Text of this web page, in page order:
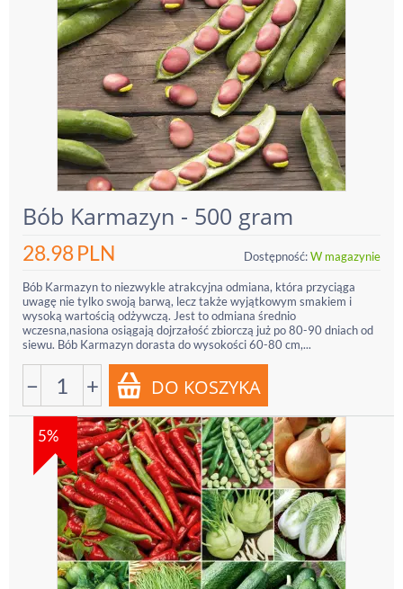
Bób Karmazyn - 500 gram
28.98PLN Dostępność:W magazynie
Bób Karmazyn to niezwykle atrakcyjna odmiana, która przyciąga
uwagę nie tylko swoją barwą, lecz także wyjątkowym smakiem i
wysoką wartością odżywczą. Jest to odmiana średnio
wczesna,nasiona osiągają dojrzałość zbiorczą już po 80-90 dniach od
siewu. Bób Karmazyn dorasta do wysokości 60-80 cm,...
− +
5%